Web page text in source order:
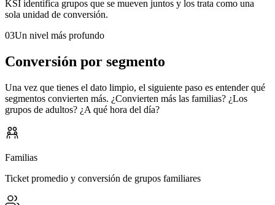
KSI identifica grupos que se mueven juntos y los trata como una
sola unidad de conversión.
03Un nivel más profundo
Conversión por segmento
Una vez que tienes el dato limpio, el siguiente paso es entender qué
segmentos convierten más. ¿Convierten más las familias? ¿Los
grupos de adultos? ¿A qué hora del día?
Familias
Ticket promedio y conversión de grupos familiares